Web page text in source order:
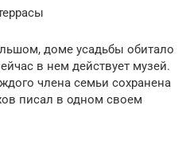
доме усадьбы обитало
в нем действует музей.
члена семьи сохранена
писал в одном своем